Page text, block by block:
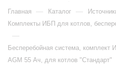
Главная — Каталог —
Комплекты ИБП для котлов,
—
Бесперебойная система, комплект
AGM 55 Ач, для котлов "Стандарт"